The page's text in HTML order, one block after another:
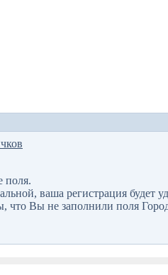
поля.
ваша регистрация будет
что Вы не заполнили поля